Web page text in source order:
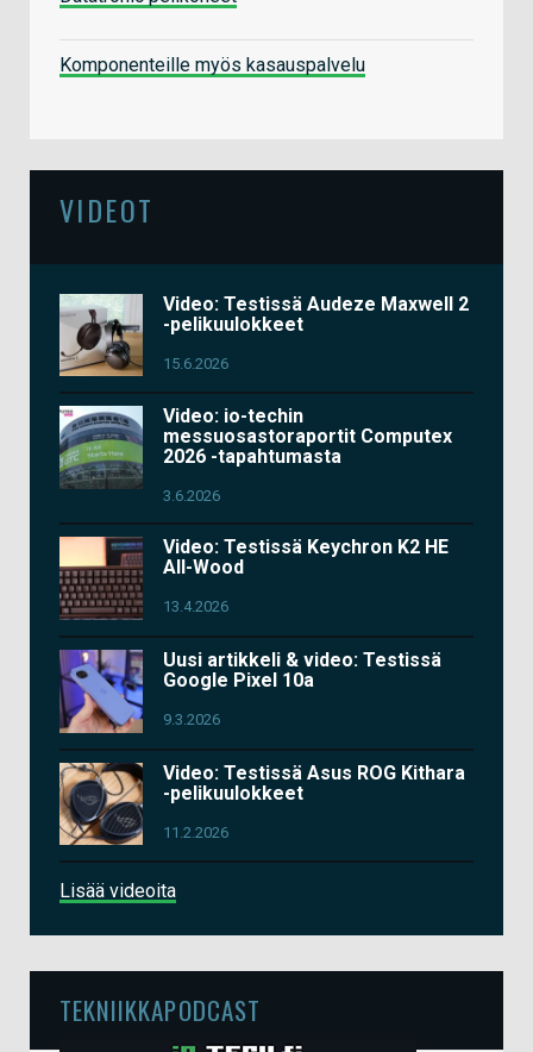
Komponenteille myös kasauspalvelu
VIDEOT
Video: Testissä Audeze Maxwell 2
-pelikuulokkeet
15.6.2026
Video: io-techin
messuosastoraportit Computex
2026 -tapahtumasta
3.6.2026
Video: Testissä Keychron K2 HE
All-Wood
13.4.2026
Uusi artikkeli & video: Testissä
Google Pixel 10a
9.3.2026
Video: Testissä Asus ROG Kithara
-pelikuulokkeet
11.2.2026
Lisää videoita
TEKNIIKKAPODCAST